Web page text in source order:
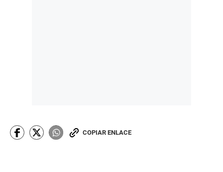
COPIAR ENLACE